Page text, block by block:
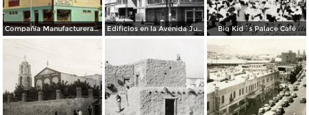
Compañía Manufacturera Plamex, en el cruce de Insurgentes y Paraguay Edificios en la Avenida Juárez Big Kid´s Palace Café